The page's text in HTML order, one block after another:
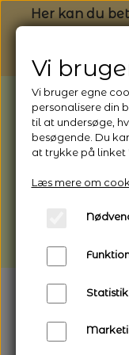
Her kan du
BEMÆRK:
1/8 - 9/8 -
afhentning
Vi gør
længere
Vi
Vi bruger egne
personalisere din
til at undersøge,
besøgende. Du
at trykke på linket
Læs mere om